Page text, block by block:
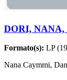
DORI,
Formato(s): LP
Nana Caymmi,